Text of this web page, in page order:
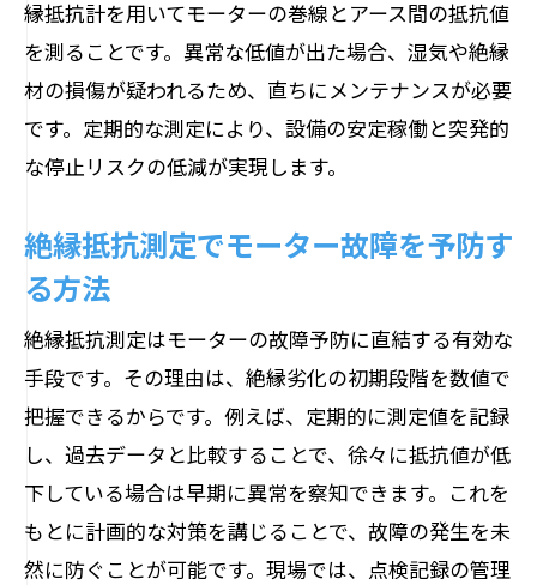
縁抵抗計を用いてモーターの巻線とアース間の抵抗値
を測ることです。異常な低値が出た場合、湿気や絶縁
材の損傷が疑われるため、直ちにメンテナンスが必要
です。定期的な測定により、設備の安定稼働と突発的
な停止リスクの低減が実現します。
絶縁抵抗測定でモーター故障を予防す
る方法
絶縁抵抗測定はモーターの故障予防に直結する有効な
手段です。その理由は、絶縁劣化の初期段階を数値で
把握できるからです。例えば、定期的に測定値を記録
し、過去データと比較することで、徐々に抵抗値が低
下している場合は早期に異常を察知できます。これを
もとに計画的な対策を講じることで、故障の発生を未
然に防ぐことが可能です。現場では、点検記録の管理